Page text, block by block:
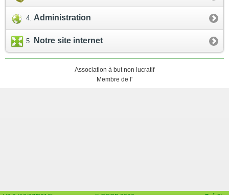
Administration
Notre site internet
Association à but non lucratif
Membre de l'